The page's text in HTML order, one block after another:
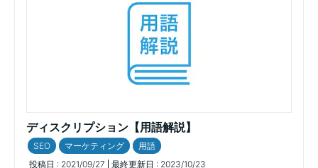
ディスクリプション【用語解説】
SEO マーケティング
用語
投稿日 : 2021/09/27 最終更新日 : 2023/10/23